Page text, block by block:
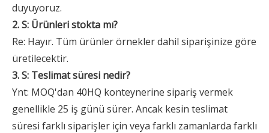
duyuyoruz.
2. S: Ürünleri stokta mı?
Re: Hayır. Tüm ürünler örnekler dahil siparişinize göre
üretilecektir.
3. S: Teslimat süresi nedir?
Ynt: MOQ'dan 40HQ konteynerine sipariş vermek
genellikle 25 iş günü sürer. Ancak kesin teslimat
süresi farklı siparişler için veya farklı zamanlarda farklı